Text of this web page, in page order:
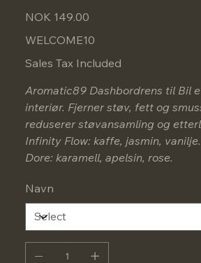
NOK 149.00
WELCOME10
Sales Tax Included
Aromatic89 Dashbordrens til Bil
interiør. Fjerner støv, fett og
reduserer støvansamling og
Infinity Flow: kaffe, jasmin, vanilje.
Dore: karamell, apelsin, rose.
Navn